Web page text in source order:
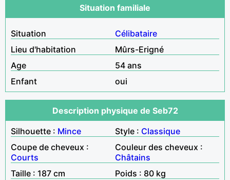
Situation familiale
Situation
Célibataire
Lieu d'habitation
Mûrs-Erigné
Age
54 ans
Enfant
oui
Description physique de Seb72
Silhouette : Mince Style : Classique
Coupe de cheveux :
Courts
Couleur des cheveux :
Châtains
Taille : 187 cm
Poids : 80 kg